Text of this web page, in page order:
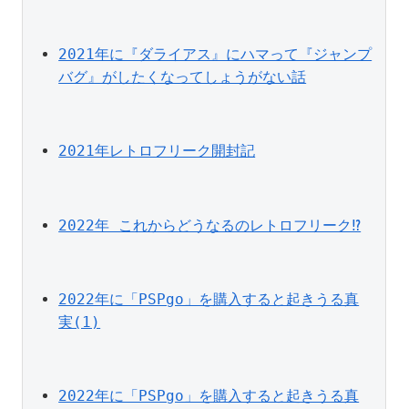
2021年に『ダライアス』にハマって『ジャンプ
バグ』がしたくなってしょうがない話
2021年レトロフリーク開封記
2022年 これからどうなるのレトロフリーク⁉
2022年に「PSPgo」を購入すると起きうる真
実(1)
2022年に「PSPgo」を購入すると起きうる真